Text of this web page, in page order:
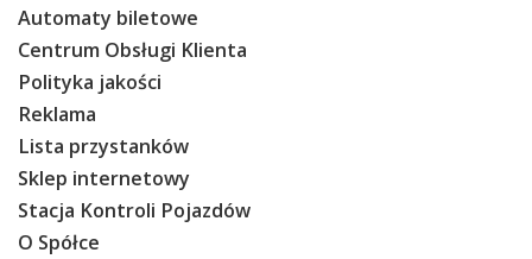
Automaty biletowe
Centrum Obsługi Klienta
Polityka jakości
Reklama
Lista przystanków
Sklep internetowy
Stacja Kontroli Pojazdów
O Spółce